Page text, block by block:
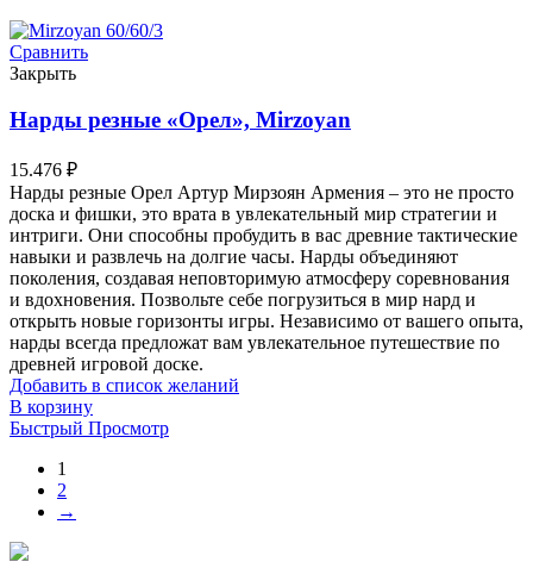
Сравнить
Закрыть
Нарды резные «Орел», Mirzoyan
15.476 ₽
Нарды резные Орел Артур Мирзоян Армения – это не просто
доска и фишки, это врата в увлекательный мир стратегии и
интриги. Они способны пробудить в вас древние тактические
навыки и развлечь на долгие часы. Нарды объединяют
поколения, создавая неповторимую атмосферу соревнования
и вдохновения. Позвольте себе погрузиться в мир нард и
открыть новые горизонты игры. Независимо от вашего опыта,
нарды всегда предложат вам увлекательное путешествие по
древней игровой доске.
Добавить в список желаний
В корзину
Быстрый Просмотр
1
2
→